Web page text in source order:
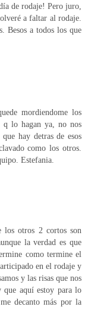
de rodaje! Pero juro,
a faltar al rodaje.
Besos a todos los que
mordiendome los
q lo hagan ya, no nos
hay detras de esos
como los otros.
Estefania.
otros 2 cortos son
la verdad es que
como termine el
en el rodaje y
y las risas que nos
que aquí estoy para lo
decanto más por la